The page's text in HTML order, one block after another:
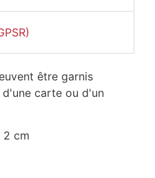
être garnis
carte ou d'un
2 cm